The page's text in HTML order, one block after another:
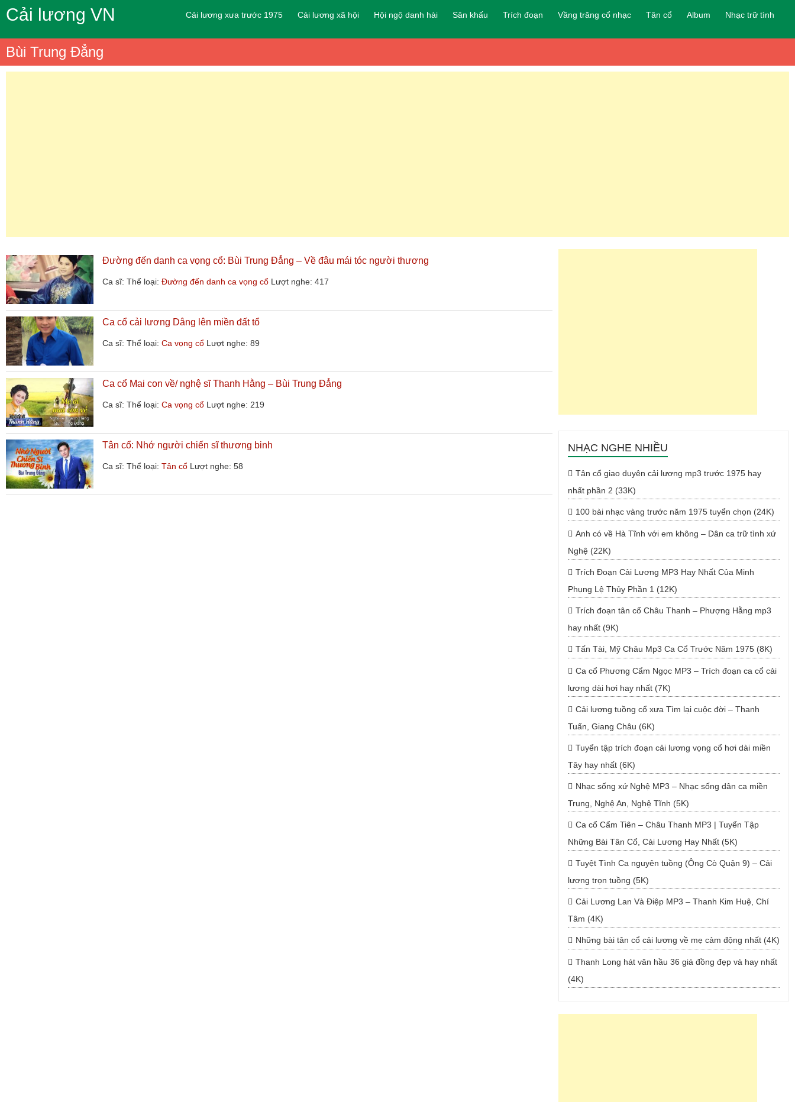
Cải lương VN Cải lương xưa trước 1975 Cải lương xã hội Hội ngộ danh hài Sân khấu Trích đoạn Vầng trăng cổ nhạc Tân cổ Album Nhạc trữ tình
Bùi Trung Đẳng
Đường đến danh ca vọng cổ: Bùi Trung Đẳng – Về đâu mái tóc người thương
Ca sĩ: Thể loại: Đường đến danh ca vọng cổ Lượt nghe: 417
Ca cổ cải lương Dâng lên miền đất tổ
Ca sĩ: Thể loại: Ca vọng cổ Lượt nghe: 89
Ca cổ Mai con về/ nghệ sĩ Thanh Hằng – Bùi Trung Đẳng
Ca sĩ: Thể loại: Ca vọng cổ Lượt nghe: 219
Tân cổ: Nhớ người chiến sĩ thương binh
Ca sĩ: Thể loại: Tân cổ Lượt nghe: 58
NHẠC NGHE NHIỀU
Tân cổ giao duyên cải lương mp3 trước 1975 hay
nhất phần 2 (33K)
100 bài nhạc vàng trước năm 1975 tuyển chọn (24K)
Anh có về Hà Tĩnh với em không – Dân ca trữ tình xứ
Nghệ (22K)
Trích Đoạn Cải Lương MP3 Hay Nhất Của Minh
Phụng Lệ Thủy Phần 1 (12K)
Trích đoạn tân cổ Châu Thanh – Phượng Hằng mp3
hay nhất (9K)
Tấn Tài, Mỹ Châu Mp3 Ca Cổ Trước Năm 1975 (8K)
Ca cổ Phương Cẩm Ngọc MP3 – Trích đoạn ca cổ cải
lương dài hơi hay nhất (7K)
Cải lương tuồng cổ xưa Tìm lại cuộc đời – Thanh
Tuấn, Giang Châu (6K)
Tuyển tập trích đoạn cải lương vọng cổ hơi dài miền
Tây hay nhất (6K)
Nhạc sống xứ Nghệ MP3 – Nhạc sống dân ca miền
Trung, Nghệ An, Nghệ Tĩnh (5K)
Ca cổ Cẩm Tiên – Châu Thanh MP3 | Tuyển Tập
Những Bài Tân Cổ, Cải Lương Hay Nhất (5K)
Tuyệt Tình Ca nguyên tuồng (Ông Cò Quận 9) – Cải
lương trọn tuồng (5K)
Cải Lương Lan Và Điệp MP3 – Thanh Kim Huệ, Chí
Tâm (4K)
Những bài tân cổ cải lương về mẹ cảm động nhất (4K)
Thanh Long hát văn hầu 36 giá đồng đẹp và hay nhất
(4K)